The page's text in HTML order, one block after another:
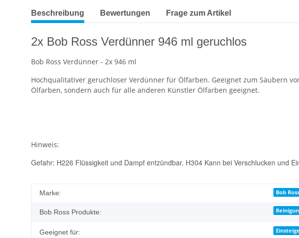
Beschreibung Bewertungen Frage zum Artikel
2x Bob Ross Verdünner 946 ml geruchlos
Bob Ross Verdünner - 2x 946 ml
Hochqualitativer geruchloser Verdünner für Ölfarben. Geeignet zum Säubern
Ölfarben, sondern auch für alle anderen Künstler Ölfarben geeignet.
Hinweis:
Gefahr: H226 Flüssigkeit und Dampf entzündbar. H304 Kann bei Verschlucken und
Marke: Bob Ross
Bob Ross Produkte:
Geeignet für: